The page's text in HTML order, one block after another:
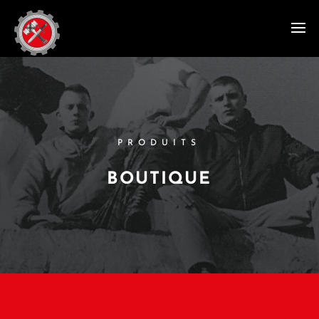
PRODUITS
BOUTIQUE